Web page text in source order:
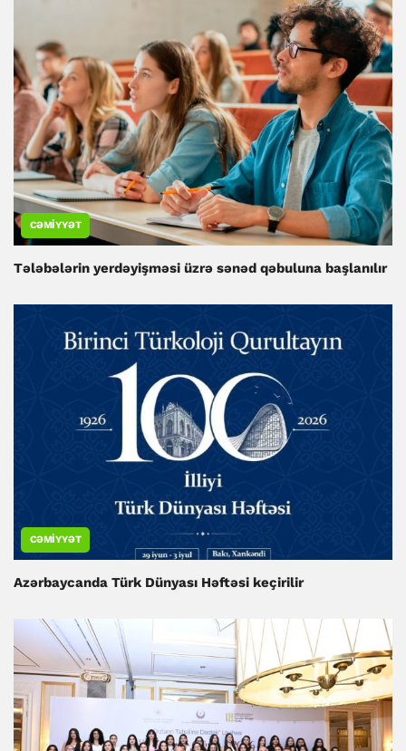
CƏMIYYƏT
Tələbələrin yerdəyişməsi üzrə sənəd qəbuluna başlanılır
CƏMIYYƏT
Azərbaycanda Türk Dünyası Həftəsi keçirilir